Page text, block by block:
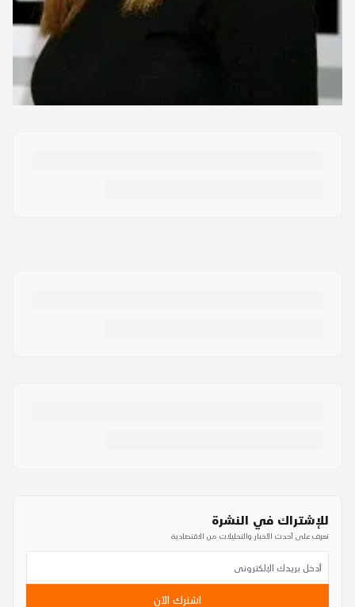
للإشتراك في النشرة
تعرف على أحدث الأخبار والتحليلات من الاقتصادية
اشترك الآن